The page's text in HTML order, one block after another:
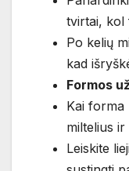
tvirtai, kol
Po kelių
kad
Formos
Kai forma
miltelius
Leiskite